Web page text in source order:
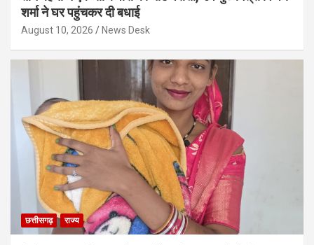
शर्मा ने घर पहुंचकर दी बधाई
August 10, 2026 News Desk
छत्तीसगढ़ राज्य